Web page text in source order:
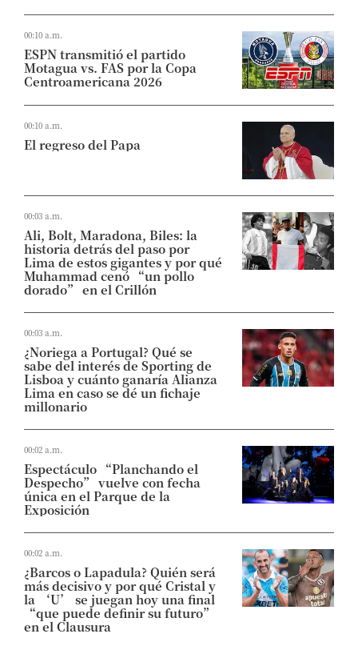
00:10 a.m.
ESPN transmitió el partido
Motagua vs. FAS por la Copa
Centroamericana 2026
00:10 a.m.
El regreso del Papa
00:03 a.m.
Ali, Bolt, Maradona, Biles: la
historia detrás del paso por
Lima de estos gigantes y por qué
Muhammad cenó “un pollo
dorado” en el Crillón
00:03 a.m.
¿Noriega a Portugal? Qué se
sabe del interés de Sporting de
Lisboa y cuánto ganaría Alianza
Lima en caso se dé un fichaje
millonario
00:02 a.m.
Espectáculo “Planchando el
Despecho” vuelve con fecha
única en el Parque de la
Exposición
00:02 a.m.
¿Barcos o Lapadula? Quién será
más decisivo y por qué Cristal y
la ‘U’ se juegan hoy una final
“que puede definir su futuro”
en el Clausura